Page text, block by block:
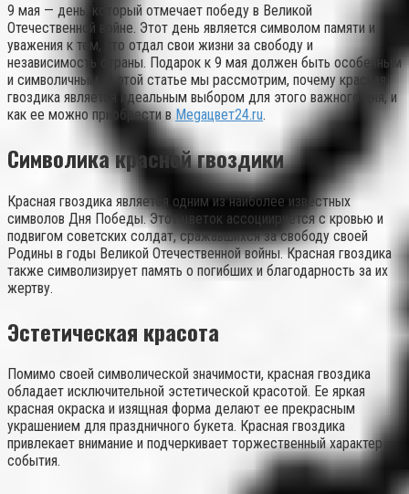
9 мая — день, который отмечает победу в Великой
Отечественной войне. Этот день является символом памяти и
уважения к тем, кто отдал свои жизни за свободу и
независимость страны. Подарок к 9 мая должен быть особенным
и символичным. В этой статье мы рассмотрим, почему красная
гвоздика является идеальным выбором для этого важного дня, и
как ее можно приобрести в Megaцвет24.ru.
Символика красной гвоздики
Красная гвоздика является одним из наиболее известных
символов Дня Победы. Этот цветок ассоциируется с кровью и
подвигом советских солдат, сражавшихся за свободу своей
Родины в годы Великой Отечественной войны. Красная гвоздика
также символизирует память о погибших и благодарность за их
жертву.
Эстетическая красота
Помимо своей символической значимости, красная гвоздика
обладает исключительной эстетической красотой. Ее яркая
красная окраска и изящная форма делают ее прекрасным
украшением для праздничного букета. Красная гвоздика
привлекает внимание и подчеркивает торжественный характер
события.